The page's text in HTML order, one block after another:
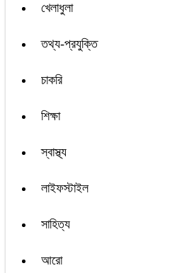
খেলাধুলা
তথ্য-প্রযুক্তি
চাকরি
শিক্ষা
স্বাস্থ্য
লাইফস্টাইল
সাহিত্য
আরো